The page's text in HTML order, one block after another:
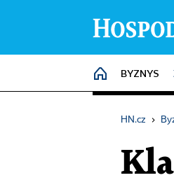
HOME
BYZNYS
HN.cz ›